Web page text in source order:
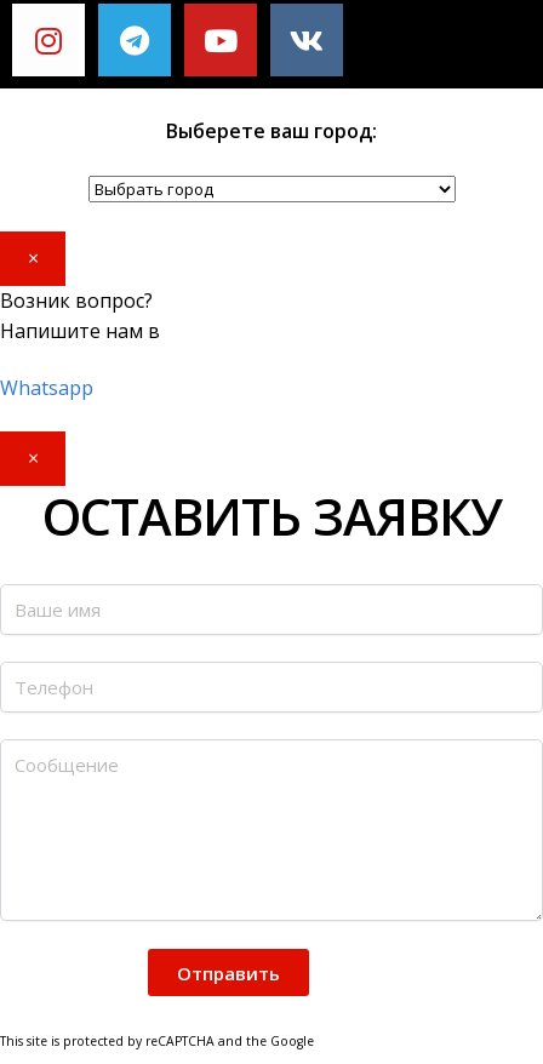
Выберете ваш город:
×
Возник вопрос?
Напишите нам в
Whatsapp
×
ОСТАВИТЬ ЗАЯВКУ
This site is protected by reCAPTCHA and the Google